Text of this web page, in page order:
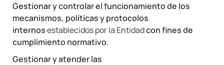
Gestionar y controlar el funcionamiento de los
mecanismos, políticas y protocolos
internosestablecidos por la Entidadcon fines de
cumplimiento normativo.
Gestionar y atender las